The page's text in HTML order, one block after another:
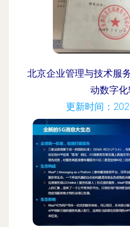
北京企业管理与技术服
动数字
更新时间：